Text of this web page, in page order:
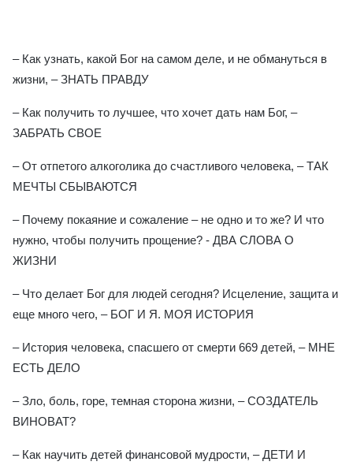
– Как узнать, какой Бог на самом деле, и не обмануться в
жизни, – ЗНАТЬ ПРАВДУ
– Как получить то лучшее, что хочет дать нам Бог, –
ЗАБРАТЬ СВОЕ
– От отпетого алкоголика до счастливого человека, – ТАК
МЕЧТЫ СБЫВАЮТСЯ
– Почему покаяние и сожаление – не одно и то же? И что
нужно, чтобы получить прощение? - ДВА СЛОВА О
ЖИЗНИ
– Что делает Бог для людей сегодня? Исцеление, защита и
еще много чего, – БОГ И Я. МОЯ ИСТОРИЯ
– История человека, спасшего от смерти 669 детей, – МНЕ
ЕСТЬ ДЕЛО
– Зло, боль, горе, темная сторона жизни, – СОЗДАТЕЛЬ
ВИНОВАТ?
– Как научить детей финансовой мудрости, – ДЕТИ И